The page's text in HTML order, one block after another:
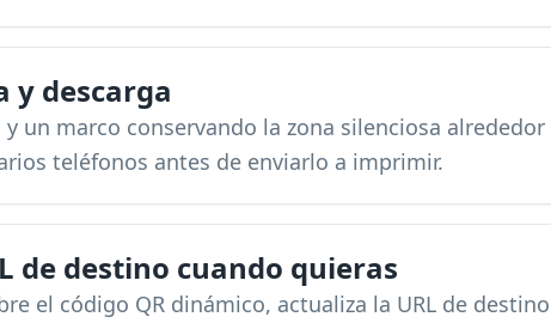
y descarga
un marco conservando la zona silenciosa
teléfonos antes de enviarlo a imprimir.
de destino cuando quieras
el código QR dinámico, actualiza la URL de